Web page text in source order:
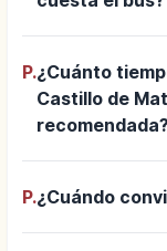
P.¿Cuánto
Castillo de
recomendada?
P.¿Cuándo